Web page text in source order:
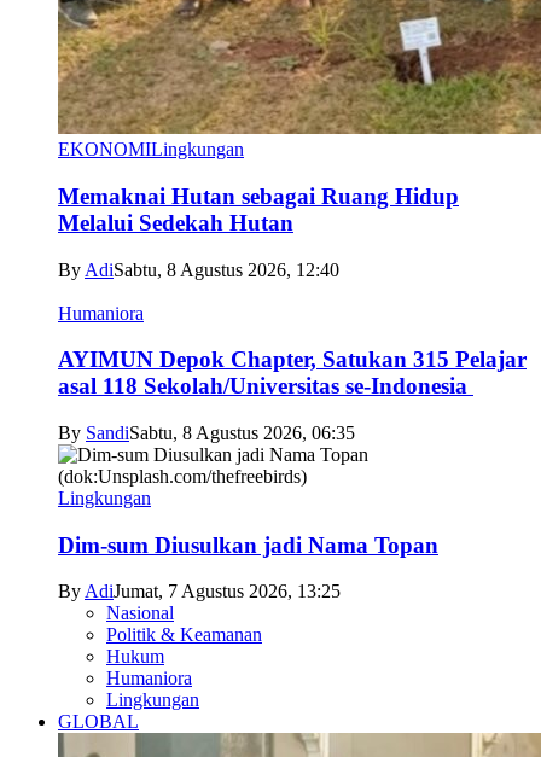
EKONOMILingkungan
Memaknai Hutan sebagai Ruang Hidup
Melalui Sedekah Hutan
By AdiSabtu, 8 Agustus 2026, 12:40
Humaniora
AYIMUN Depok Chapter, Satukan 315 Pelajar
asal 118 Sekolah/Universitas se-Indonesia
By SandiSabtu, 8 Agustus 2026, 06:35
Lingkungan
Dim-sum Diusulkan jadi Nama Topan
ByAdiJumat, 7 Agustus 2026, 13:25
Nasional
Politik & Keamanan
Hukum
Humaniora
Lingkungan
GLOBAL